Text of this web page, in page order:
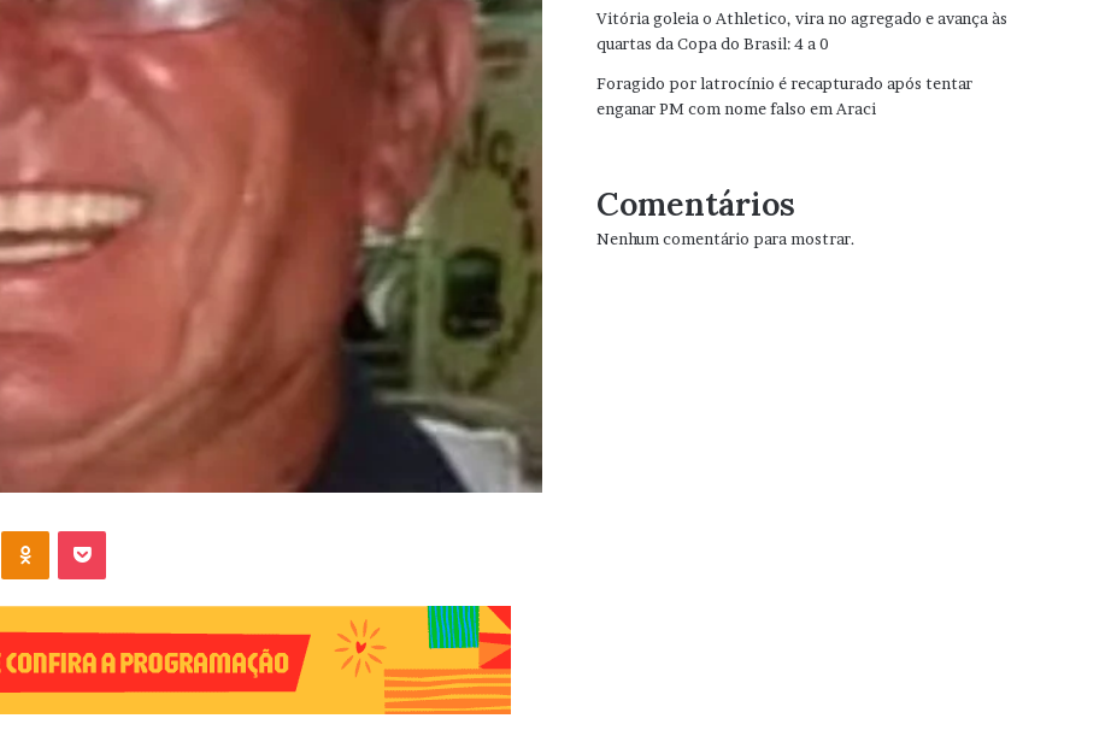
VK OK
Vitória goleia o Athletico, vira no agregado e avança às
quartas da Copa do Brasil: 4 a 0
Foragido por latrocínio é recapturado após tentar
enganar PM com nome falso em Araci
Comentários
Nenhum comentário para mostrar.